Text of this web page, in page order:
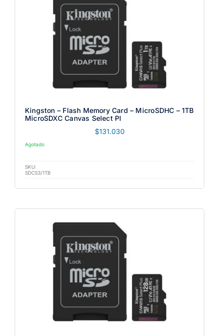
Kingston – Flash Memory Card – MicroSDHC – 1TB
MicroSDXC Canvas Select Pl
$131.030
Agotado
SKU:
SDCS3/1TB